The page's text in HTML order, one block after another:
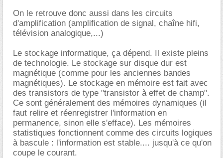
On le retrouve donc aussi dans les circuits
d'amplification (amplification de signal, chaîne hifi,
télévision analogique,...)
Le stockage informatique, ça dépend. Il existe pleins
de technologie. Le stockage sur disque dur est
magnétique (comme pour les anciennes bandes
magnétiques). Le stockage en mémoire est fait avec
des transistors de type "transistor à effet de champ".
Ce sont généralement des mémoires dynamiques (il
faut relire et réenregistrer l'information en
permanence, sinon elle s'efface). Les mémoires
statistiques fonctionnent comme des circuits logiques
à bascule : l'information est stable.... jusqu'à ce qu'on
coupe le courant.